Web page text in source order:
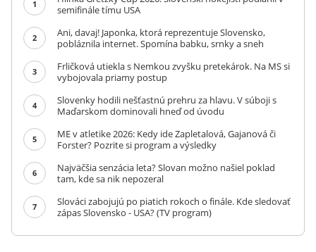
1
semifinále tímu USA
2
Ani, davaj! Japonka, ktorá reprezentuje Slovensko,
pobláznila internet. Spomína babku, srnky a sneh
3
Frličková utiekla s Nemkou zvyšku pretekárok. Na MS si
vybojovala priamy postup
4
Slovenky hodili nešťastnú prehru za hlavu. V súboji s
Maďarskom dominovali hneď od úvodu
5
ME v atletike 2026: Kedy ide Zapletalová, Gajanová či
Forster? Pozrite si program a výsledky
6
Najväčšia senzácia leta? Slovan možno našiel poklad
tam, kde sa nik nepozeral
7
Slováci zabojujú po piatich rokoch o finále. Kde sledovať
zápas Slovensko - USA? (TV program)